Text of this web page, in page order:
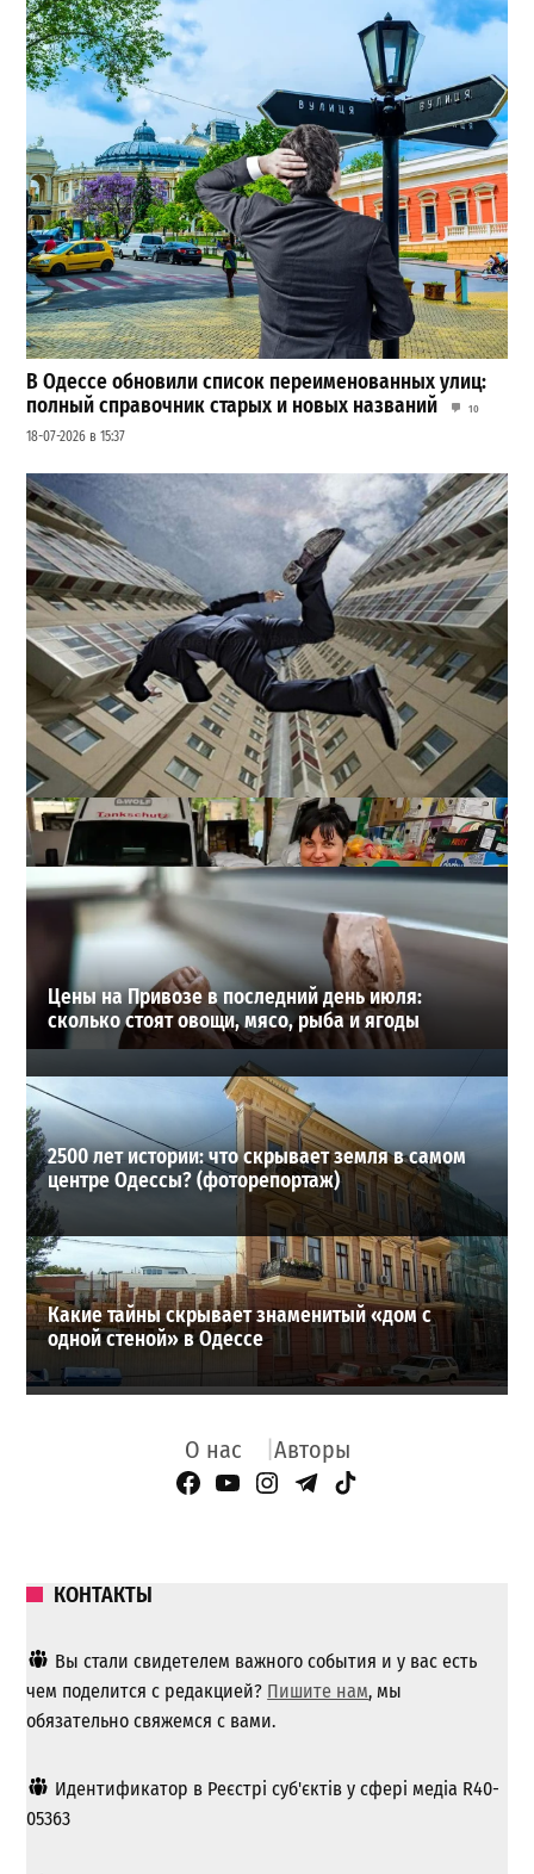
В Одессе обновили список переименованных улиц:
полный справочник старых и новых названий
10
18-07-2026 в 15:37
В одесском жилмассиве Радужном погиб 26-летний
мужчина: что известно
3
27-07-2026 в 13:47
ВИБОР РЕДАКЦИИ
Цены на Привозе в последний день июля:
сколько стоят овощи, мясо, рыба и ягоды
2500 лет истории: что скрывает земля в самом
центре Одессы? (фоторепортаж)
Какие тайны скрывает знаменитый «дом с
одной стеной» в Одессе
О нас Авторы
Facebook Page
YouTube
Instagram
Telegram
TikTok
КОНТАКТЫ
Вы стали свидетелем важного события и у вас есть
чем поделится с редакцией? Пишите нам, мы
обязательно свяжемся с вами.
Идентификатор в Реєстрі суб'єктів у сфері медіа R40-
05363